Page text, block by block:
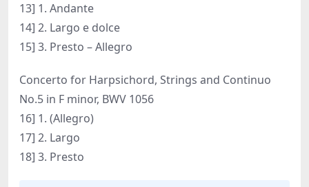
13] 1. Andante
14] 2. Largo e dolce
15] 3. Presto – Allegro
Concerto for Harpsichord, Strings and Continuo
No.5 in F minor, BWV 1056
16] 1. (Allegro)
17] 2. Largo
18] 3. Presto